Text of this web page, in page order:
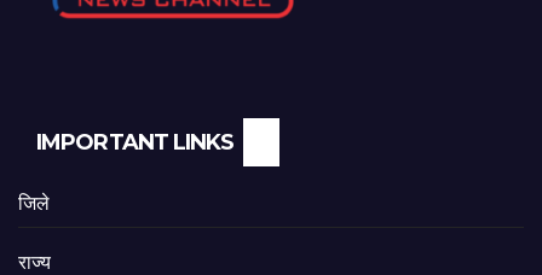
IMPORTANT LINKS
जिले
राज्य